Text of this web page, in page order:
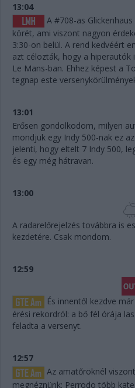
13:04
A #708-as
körét, ami viszont nagyon
3:30-on belül. A rend kedvéért
azt célozták, hogy a hiperautók
Le Mans-ban. Ehhez képest a
tegnap este
13:01
Erősen gondolkodom, milyen
mondjuk egy Indy 500-nak ez
jelenti, hogy eltelt 7 Indy 500,
és egy még hátravan.
13:00
A radarelőrejelzés továbbra is
kezdetére. Csak mondom.
12:59
És innentől kezdve
érési rekordról: a bő fél órája
feladta a versenyt.
12:57
Az amatőröknél
megnéznünk: Perrodo több